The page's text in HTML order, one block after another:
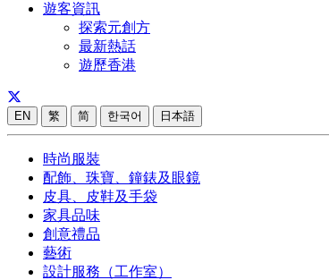
遊客資訊
探索元創方
最新熱話
遊歷香港
EN 繁 简 한국어 日本語
時尚服裝
配飾、珠寶、鐘錶及眼鏡
皮具、皮鞋及手袋
家具品味
創意禮品
藝術
設計服務（工作室）